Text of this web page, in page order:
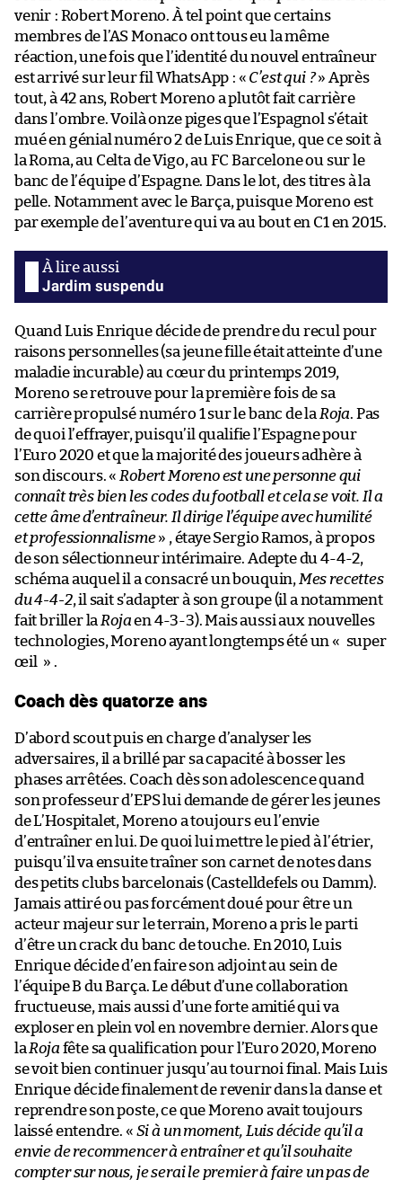
venir : Robert Moreno. À tel point que certains
membres de l’AS Monaco ont tous eu la même
réaction, une fois que l’identité du nouvel entraîneur
est arrivé sur leur fil WhatsApp : « C’est qui ?» Après
tout, à 42 ans, Robert Moreno a plutôt fait carrière
dans l’ombre. Voilà onze piges que l’Espagnol s’était
mué en génial numéro 2 de Luis Enrique, que ce soit à
la Roma, au Celta de Vigo, au FC Barcelone ou sur le
banc de l’équipe d’Espagne. Dans le lot, des titres à la
pelle. Notamment avec le Barça, puisque Moreno est
par exemple de l’aventure qui va au bout en C1 en 2015.
Jardim suspendu
Quand Luis Enrique décide de prendre du recul pour
raisons personnelles (sa jeune fille était atteinte d’une
maladie incurable) au cœur du printemps 2019,
Moreno se retrouve pour la première fois de sa
carrière propulsé numéro 1 sur le banc de la Roja. Pas
de quoi l’effrayer, puisqu’il qualifie l’Espagne pour
l’Euro 2020 et que la majorité des joueurs adhère à
son discours. « Robert Moreno est une personne qui
connaît très bien les codes du football et cela se voit. Il a
cette âme d’entraîneur. Il dirige l’équipe avec humilité
et professionnalisme» , étaye Sergio Ramos, à propos
de son sélectionneur intérimaire. Adepte du 4-4-2,
schéma auquel il a consacré un bouquin, Mes recettes
du 4-4-2, il sait s’adapter à son groupe (il a notamment
fait briller la Rojaen 4-3-3). Mais aussi aux nouvelles
technologies, Moreno ayant longtemps été un « super
œil » .
Coach dès quatorze ans
D’abord scout puis en charge d’analyser les
adversaires, il a brillé par sa capacité à bosser les
phases arrêtées. Coach dès son adolescence quand
son professeur d’EPS lui demande de gérer les jeunes
de L’Hospitalet, Moreno a toujours eu l’envie
d’entraîner en lui. De quoi lui mettre le pied à l’étrier,
puisqu’il va ensuite traîner son carnet de notes dans
des petits clubs barcelonais (Castelldefels ou Damm).
Jamais attiré ou pas forcément doué pour être un
acteur majeur sur le terrain, Moreno a pris le parti
d’être un crack du banc de touche. En 2010, Luis
Enrique décide d’en faire son adjoint au sein de
l’équipe B du Barça. Le début d’une collaboration
fructueuse, mais aussi d’une forte amitié qui va
exploser en plein vol en novembre dernier. Alors que
la Roja fête sa qualification pour l’Euro 2020, Moreno
se voit bien continuer jusqu’au tournoi final. Mais Luis
Enrique décide finalement de revenir dans la danse et
reprendre son poste, ce que Moreno avait toujours
laissé entendre. « Si à un moment, Luis décide qu’il a
envie de recommencer à entraîner et qu’il souhaite
compter sur nous, je serai le premier à faire un pas de